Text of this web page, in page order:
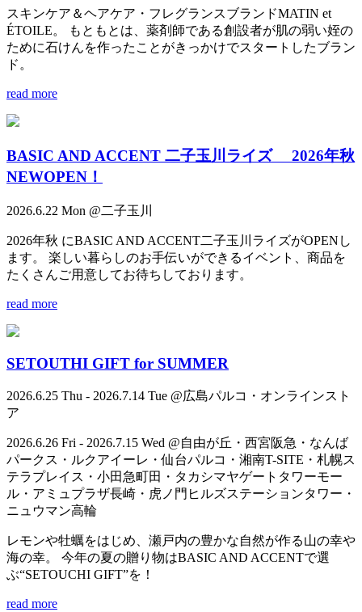
スキンケア＆ヘアケア・フレグランスブランドMATIN et
ÉTOILE。 もともとは、薬剤師である創設者が肌の弱い姪の
ために石けんを作ったことがきっかけでスタートしたブラン
ド。
read more
BASIC AND ACCENT 二子玉川ライズ 2026年秋
NEWOPEN！
2026.6.22 Mon @二子玉川
2026年秋 にBASIC AND ACCENT二子玉川ライズがOPENし
ます。 楽しい暮らしのお手伝いができるイベント、商品を
たくさんご用意してお待ちしております。
read more
SETOUTHI GIFT for SUMMER
2026.6.25 Thu - 2026.7.14 Tue @広島パルコ・オンラインスト
ア
2026.6.26 Fri - 2026.7.15 Wed @自由が丘・西宮阪急・なんば
パークス・ルクアイーレ・仙台パルコ・湘南T-SITE・札幌ス
テラプレイス・小田急町田・タカシマヤゲートタワーモー
ル・アミュプラザ長崎・虎ノ門ヒルズステーションタワー・
ニュウマン高輪
レモンや牡蠣をはじめ、瀬戸内の豊かな自然が作る山の幸や
海の幸。 今年の夏の贈り物はBASIC AND ACCENTで選
ぶ“SETOUCHI GIFT”を！
read more